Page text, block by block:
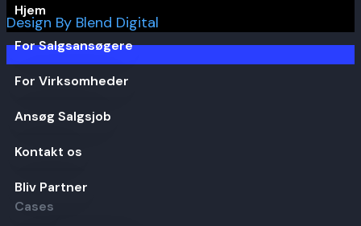
Design By Blend Digital
Hjem
For Salgsansøgere
For Virksomheder
Ansøg Salgsjob
Kontakt os
Bliv Partner
Cases